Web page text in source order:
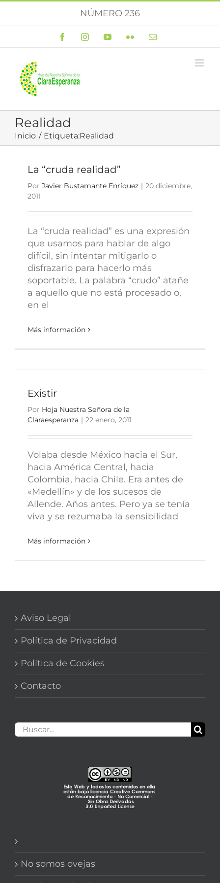
NÚMERO 236
FacebookInstagramYouTubeFlickr Correo
Realidad
Inicio Etiqueta:Realidad
La “cruda realidad”
Por Javier Bustamante Enríquez | 20 diciembre,
2011
La “cruda realidad” es una expresión
que usamos para hablar de algo
difícil, sin intentar mitigarlo o
disfrazarlo para hacerlo más
soportable. La palabra “crudo” atañe
a aquello que no está procesado o,
en el
Más información
Existir
Por Hoja Nuestra Señora de la
Claraesperanza | 22 enero, 2011
Volaba desde México hacia el Sur,
hacia América Central, hacia
Colombia, hacia Chile. Era antes de
«Medellín» y de los sucesos de
Allende. Años antes. Pero ya se tenía
viva y se rezumaba la sensibilidad
Más información
Aviso Legal
Política de Privacidad
Política de Cookies
Contacto
Buscar:
No somos ovejas